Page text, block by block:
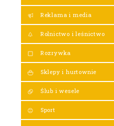
Reklama i media
Rolnictwo i leśnictwo
Rozrywka
Sklepy i hurtownie
Ślub i wesele
Sport